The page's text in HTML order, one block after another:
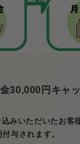
30,000円キャ
みいただいたお客
与されます。